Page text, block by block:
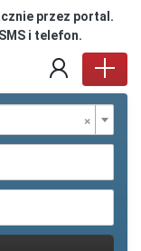
przez portal.
SMS i telefon.
×
Pokaż oferty